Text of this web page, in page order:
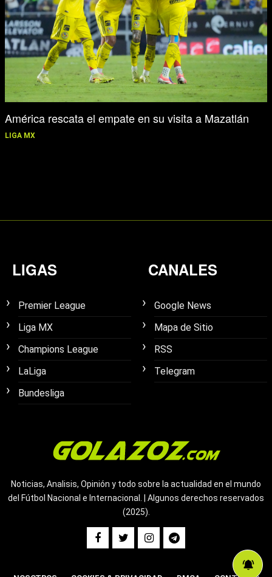
América rescata el empate en su visita a Mazatlán
LIGA MX
LIGAS
Premier League
Liga MX
Champions League
LaLiga
Bundesliga
CANALES
Google News
Mapa de Sitio
RSS
Telegram
Noticias, Analisis, Opinión y todo sobre la actualidad en el mundo
del Fútbol Nacional e Internacional. | Algunos derechos reservados
(2025).